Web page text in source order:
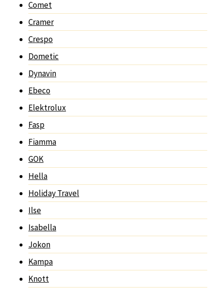
Comet
Cramer
Crespo
Dometic
Dynavin
Ebeco
Elektrolux
Fasp
Fiamma
GOK
Hella
Holiday Travel
Ilse
Isabella
Jokon
Kampa
Knott